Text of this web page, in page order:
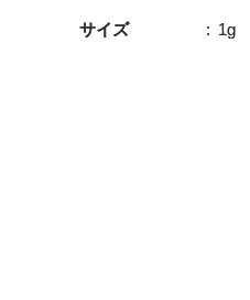
サイズ 1g